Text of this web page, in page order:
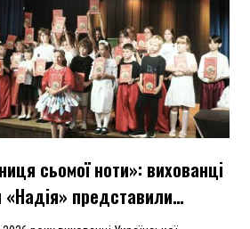
сьомої ноти»: вихованці
представили
в Таллінні